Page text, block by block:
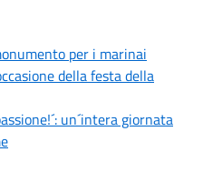
per i marinai
della festa della
un´intera giornata